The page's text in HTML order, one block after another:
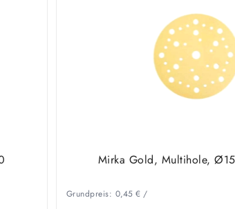
Mirka Gold, Multihole,
Grundpreis: 0,45 €/